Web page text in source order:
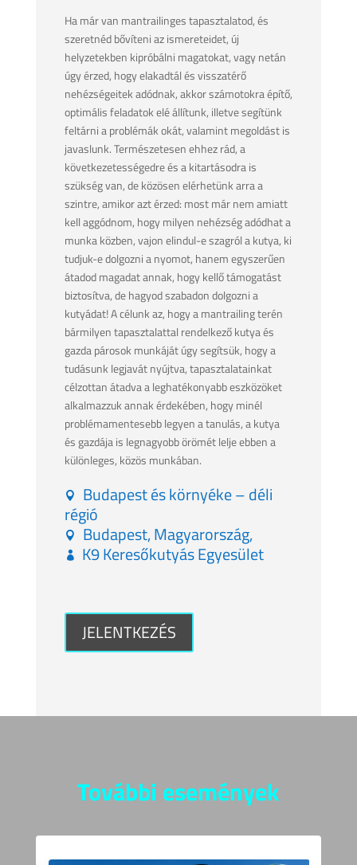
Ha már van mantrailinges tapasztalatod, és
szeretnéd bővíteni az ismereteidet, új
helyzetekben kipróbálni magatokat, vagy netán
úgy érzed, hogy elakadtál és visszatérő
nehézségeitek adódnak, akkor számotokra építő,
optimális feladatok elé állítunk, illetve segítünk
feltárni a problémák okát, valamint megoldást is
javaslunk. Természetesen ehhez rád, a
következetességedre és a kitartásodra is
szükség van, de közösen elérhetünk arra a
szintre, amikor azt érzed: most már nem amiatt
kell aggódnom, hogy milyen nehézség adódhat a
munka közben, vajon elindul-e szagról a kutya, ki
tudjuk-e dolgozni a nyomot, hanem egyszerűen
átadod magadat annak, hogy kellő támogatást
biztosítva, de hagyod szabadon dolgozni a
kutyádat! A célunk az, hogy a mantrailing terén
bármilyen tapasztalattal rendelkező kutya és
gazda párosok munkáját úgy segítsük, hogy a
tudásunk legjavát nyújtva, tapasztalatainkat
célzottan átadva a leghatékonyabb eszközöket
alkalmazzuk annak érdekében, hogy minél
problémamentesebb legyen a tanulás, a kutya
és gazdája is legnagyobb örömét lelje ebben a
különleges, közös munkában.
Budapest és környéke – déli
régió
Budapest, Magyarország,
K9 Keresőkutyás Egyesület
JELENTKEZÉS
További események